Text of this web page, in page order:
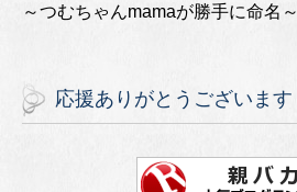
～つむちゃんmamaが勝手に命名～
応援ありがとうございます